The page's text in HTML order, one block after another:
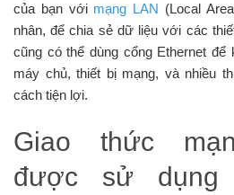
của bạn với mạng LAN (Local
nhân, để chia sẻ dữ liệu với các
cũng có thể dùng cổng Ethernet
máy chủ, thiết bị mạng, và nhiều
cách tiện lợi.
Giao thức
được sử dụng